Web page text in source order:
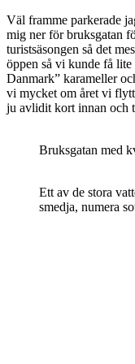
Väl framme parkerade
mig ner för bruksgatan
turistsäsongen så det
öppen så vi kunde få
Danmark” karameller
vi mycket om året vi
ju avlidit kort innan och
Bruksgatan med
Ett av de stora
smedja, numera